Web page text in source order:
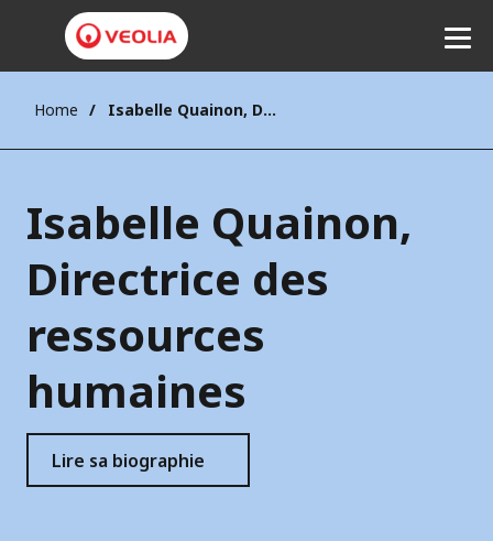
Home Isabelle Quainon, Directrice des ressources humaines
Isabelle Quainon,
Directrice des
ressources
humaines
Lire sa biographie